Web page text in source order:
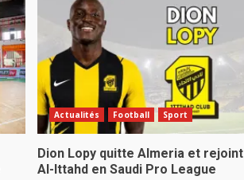
Actualités Football Sport
Dion Lopy quitte Almeria et rejoint
Al-Ittahd en Saudi Pro League